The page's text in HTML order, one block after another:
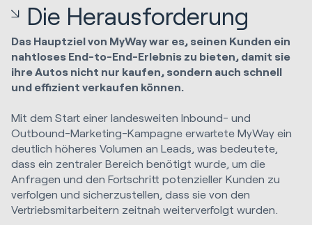
Die Herausforderung
Das Hauptziel von MyWay war es, seinen Kunden ein
nahtloses End-to-End-Erlebnis zu bieten, damit sie
ihre Autos nicht nur kaufen, sondern auch schnell
und effizient verkaufen können.
Mit dem Start einer landesweiten Inbound- und
Outbound-Marketing-Kampagne erwartete MyWay ein
deutlich höheres Volumen an Leads, was bedeutete,
dass ein zentraler Bereich benötigt wurde, um die
Anfragen und den Fortschritt potenzieller Kunden zu
verfolgen und sicherzustellen, dass sie von den
Vertriebsmitarbeitern zeitnah weiterverfolgt wurden.